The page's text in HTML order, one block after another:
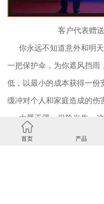
客户代表赠
你永远不知道意外和明天
一把保护伞，为你遮风挡雨
低，以最小的成本获得一份
缓冲对个人和家庭造成的伤
大爱无疆，保险当先，这
而伟大的选择，保险真正做
首页 产品